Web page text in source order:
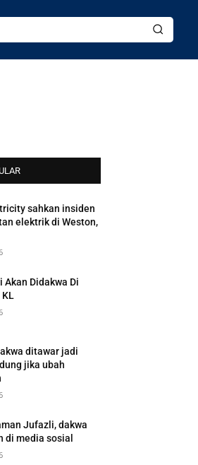
sahkan insiden
elektrik di Weston,
Akan Didakwa Di
ditawar jadi
jika ubah
Jufazli, dakwa
di media sosial